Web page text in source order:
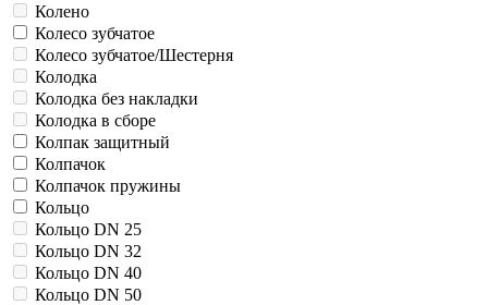
Колено
Колесо зубчатое
Колесо зубчатое/Шестерня
Колодка
Колодка без накладки
Колодка в сборе
Колпак защитный
Колпачок
Колпачок пружины
Кольцо
Кольцо DN 25
Кольцо DN 32
Кольцо DN 40
Кольцо DN 50